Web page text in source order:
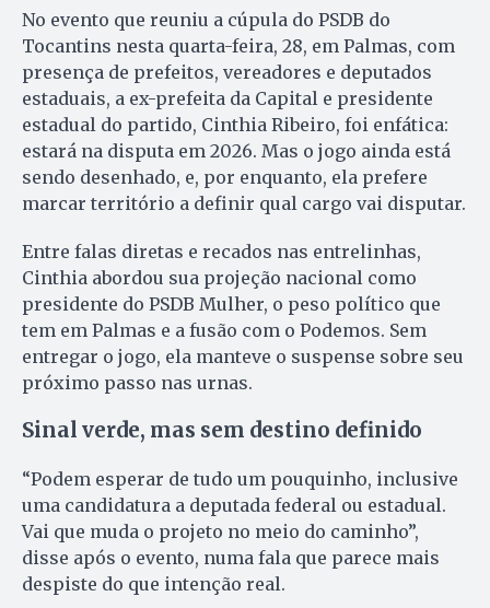
No evento que reuniu a cúpula do PSDB do
Tocantins nesta quarta-feira, 28, em Palmas, com
presença de prefeitos, vereadores e deputados
estaduais, a ex-prefeita da Capital e presidente
estadual do partido, Cinthia Ribeiro, foi enfática:
estará na disputa em 2026. Mas o jogo ainda está
sendo desenhado, e, por enquanto, ela prefere
marcar território a definir qual cargo vai disputar.
Entre falas diretas e recados nas entrelinhas,
Cinthia abordou sua projeção nacional como
presidente do PSDB Mulher, o peso político que
tem em Palmas e a fusão com o Podemos. Sem
entregar o jogo, ela manteve o suspense sobre seu
próximo passo nas urnas.
Sinal verde, mas sem destino definido
“Podem esperar de tudo um pouquinho, inclusive
uma candidatura a deputada federal ou estadual.
Vai que muda o projeto no meio do caminho”,
disse após o evento, numa fala que parece mais
despiste do que intenção real.